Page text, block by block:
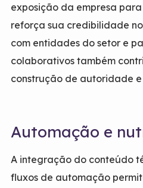
exposição da empresa para
reforça sua credibilidade
com entidades do setor e
colaborativos também
construção de autoridade
Automação e
A integração do conteúdo
fluxos de automação